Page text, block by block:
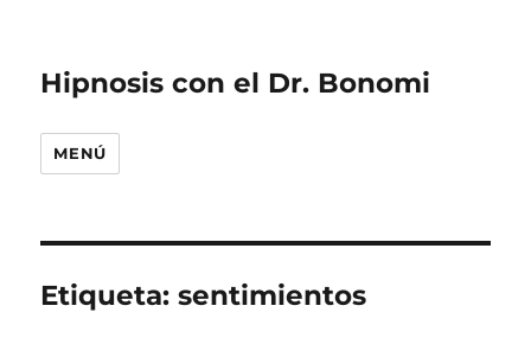
Hipnosis con el Dr. Bonomi
MENÚ
Etiqueta:sentimientos